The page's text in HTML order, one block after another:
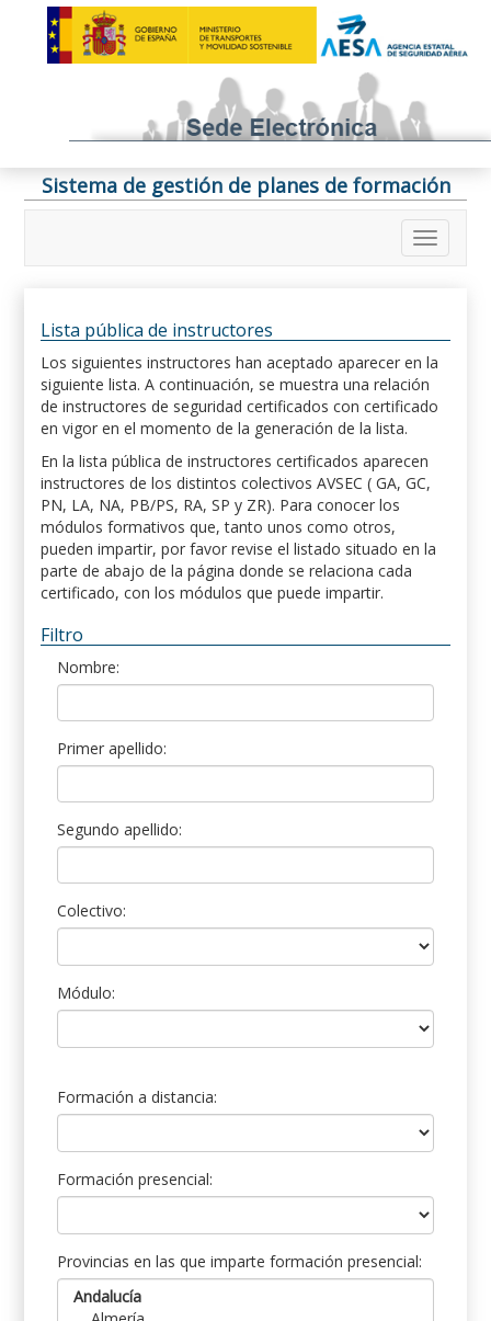
Sistema de gestión de planes de formación
Lista pública de instructores
Los siguientes instructores han aceptado aparecer en la
siguiente lista. A continuación, se muestra una relación
de instructores de seguridad certificados con certificado
en vigor en el momento de la generación de la lista.
En la lista pública de instructores certificados aparecen
instructores de los distintos colectivos AVSEC ( GA, GC,
PN, LA, NA, PB/PS, RA, SP y ZR). Para conocer los
módulos formativos que, tanto unos como otros,
pueden impartir, por favor revise el listado situado en la
parte de abajo de la página donde se relaciona cada
certificado, con los módulos que puede impartir.
Filtro
Nombre:
Primer apellido:
Segundo apellido:
Colectivo:
Módulo:
Formación a distancia:
Formación presencial:
Provincias en las que imparte formación presencial: